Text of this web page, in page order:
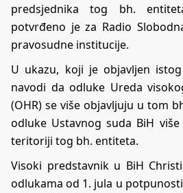
predsjednika tog bh.
potvrđeno je za Radio
pravosudne institucije.
U ukazu, koji je objavljen
navodi da odluke Ureda
(OHR) se više objavljuju u tom
odluke Ustavnog suda BiH
teritoriji tog bh. entiteta.
Visoki predstavnik u BiH
odlukama od 1. jula u